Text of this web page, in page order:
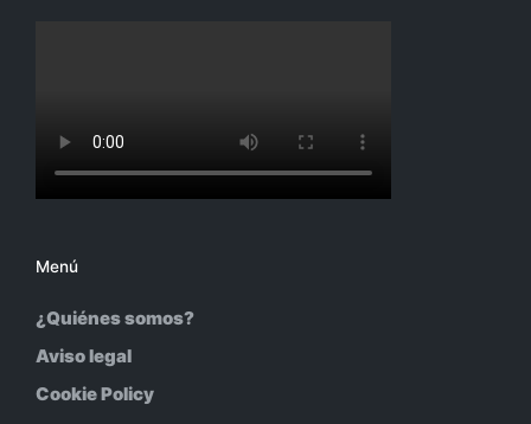
Menú
¿Quiénes somos?
Aviso legal
Cookie Policy